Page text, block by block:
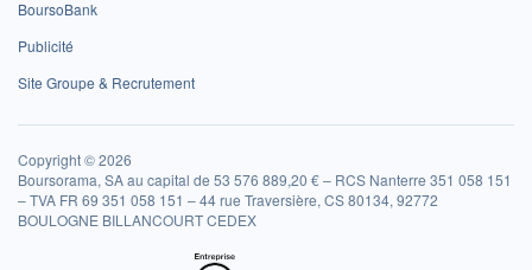
BoursoBank
Publicité
Site Groupe & Recrutement
Copyright © 2026
Boursorama, SA au capital de 53 576 889,20 € – RCS Nanterre 351 058 151
– TVA FR 69 351 058 151 – 44 rue Traversière, CS 80134, 92772
BOULOGNE BILLANCOURT CEDEX